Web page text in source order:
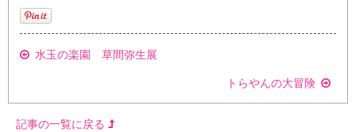
水玉の楽園 草間弥生展
トらやんの大冒険
記事の一覧に戻る